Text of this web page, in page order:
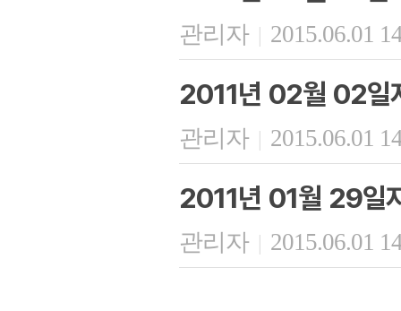
관리자 | 2015.06.01
2011년 02월 02일
관리자 | 2015.06.01
2011년 01월 29일
관리자 | 2015.06.01